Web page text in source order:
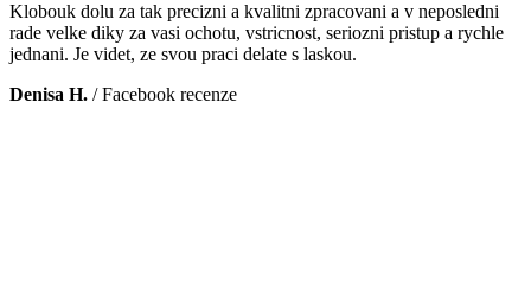
Klobouk dolu za tak precizni a kvalitni zpracovani a v neposledni
rade velke diky za vasi ochotu, vstricnost, seriozni pristup a rychle
jednani. Je videt, ze svou praci delate s laskou.
Denisa H. /Facebook recenze